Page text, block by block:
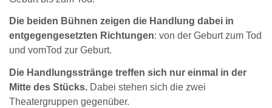
Die beiden Bühnen zeigen die Handlung dabei in
entgegengesetzten Richtungen: von der Geburt zum Tod
und vomTod zur Geburt.
Die Handlungsstränge treffen sich nur einmal in der
Mitte des Stücks. Dabei stehen sich die zwei
Theatergruppen gegenüber.